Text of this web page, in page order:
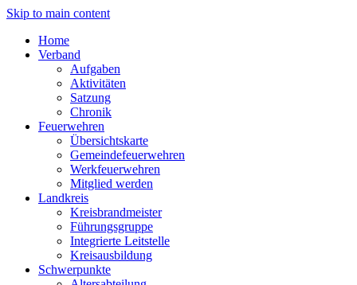
Skip to main content
Home
Verband
Aufgaben
Aktivitäten
Satzung
Chronik
Feuerwehren
Übersichtskarte
Gemeindefeuerwehren
Werkfeuerwehren
Mitglied werden
Landkreis
Kreisbrandmeister
Führungsgruppe
Integrierte Leitstelle
Kreisausbildung
Schwerpunkte